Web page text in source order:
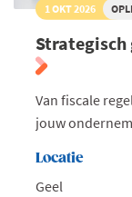
1 OKT 2026
Van fiscale
jouw
Locatie
Geel